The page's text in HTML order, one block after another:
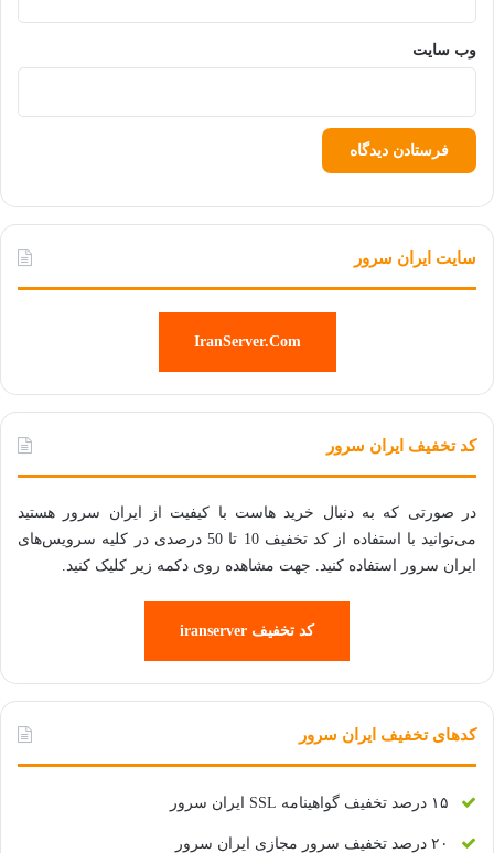
وب‌ سایت
سایت ایران سرور
IranServer.Com
کد تخفیف ایران سرور
در صورتی که به دنبال خرید هاست با کیفیت از ایران سرور هستید
می‌توانید با استفاده از کد تخفیف 10 تا 50 درصدی در کلیه سرویس‌های
ایران سرور استفاده کنید. جهت مشاهده روی دکمه زیر کلیک کنید.
کد تخفیف iranserver
کدهای تخفیف ایران سرور
۱۵ درصد تخفیف گواهینامه SSL ایران سرور
۲۰ درصد تخفیف سرور مجازی ایران سرور